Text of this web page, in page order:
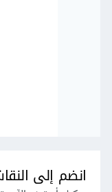
انضم إلى